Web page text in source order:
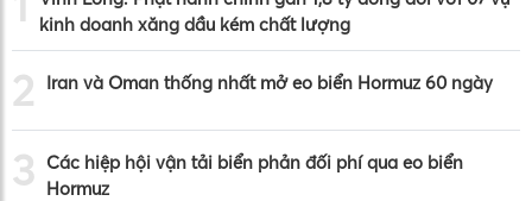
kinh doanh xăng dầu kém chất lượng
2 Iran và Oman thống nhất mở eo biển Hormuz 60 ngày
3 Các hiệp hội vận tải biển phản đối phí qua eo biển
Hormuz